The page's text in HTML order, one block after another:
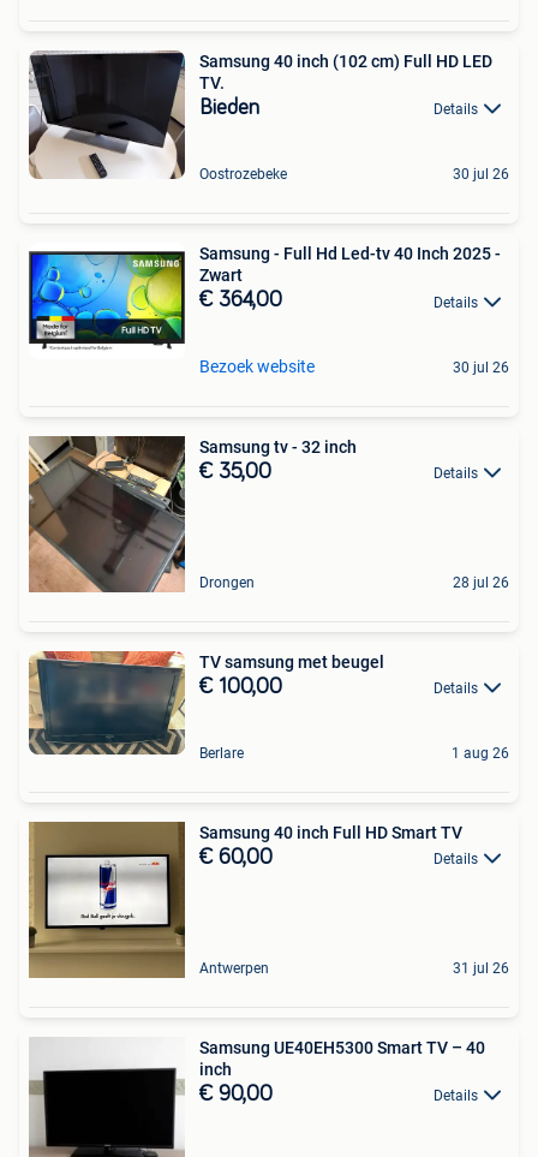
Samsung 40 inch (102 cm) Full HD LED
TV.
Bieden Details
Oostrozebeke 30 jul 26
Samsung - Full Hd Led-tv 40 Inch 2025 -
Zwart
€ 364,00 Details
Bezoek website 30 jul 26
Samsung tv - 32 inch
€ 35,00 Details
Drongen 28 jul 26
TV samsung met beugel
€ 100,00 Details
Berlare 1 aug 26
Samsung 40 inch Full HD Smart TV
€ 60,00 Details
Antwerpen 31 jul 26
Samsung UE40EH5300 Smart TV – 40
inch
€ 90,00 Details